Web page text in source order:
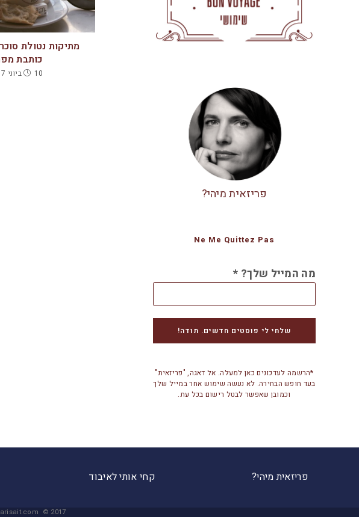
מתיקות נטולת
כותבת
10 ביוני 2017
פריזאית מיהי?
Ne Me Quittez Pas
מה המייל שלך? *
*הרשמה לעדכונים כאן למעלה. אל דאגה, "פריזאית"
בעד חופש הבחירה. לא נעשה שימוש אחר במייל שלך
וכמובן שאפשר לבטל רישום בכל עת.
פריזאית מיהי? קחי אותי לאיבוד
© 2017